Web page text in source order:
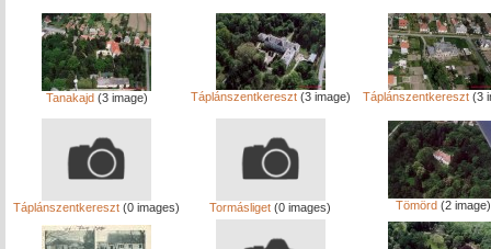
Tanakajd(3 image) Táplánszentkereszt(3 image) Táplánszentkereszt (3
Táplánszentkereszt (0 images) Tormásliget (0 images) Tömörd(2 image)